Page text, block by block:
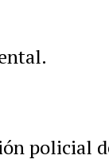
policial